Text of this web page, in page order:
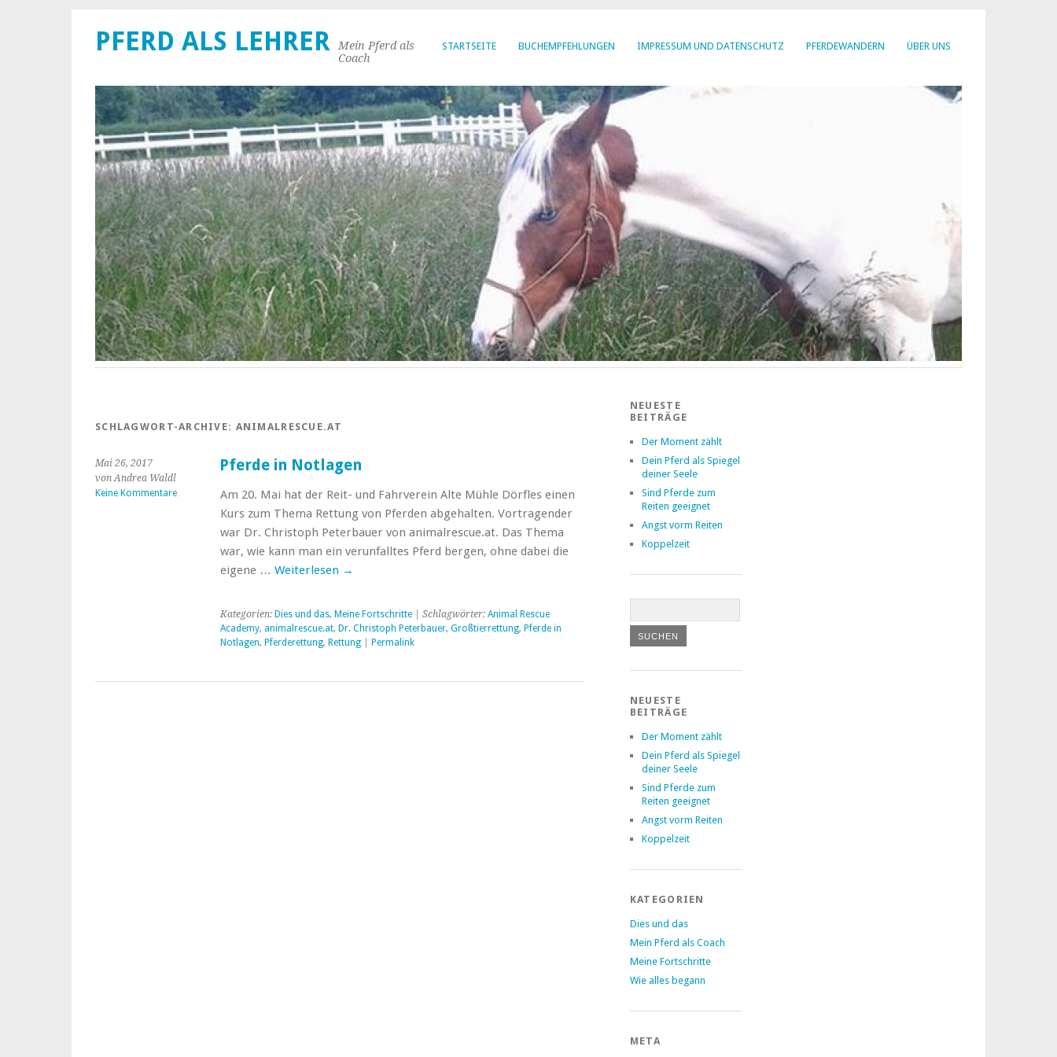
STARTSEITE BUCHEMPFEHLUNGEN IMPRESSUM UND DATENSCHUTZ PFERDEWANDERN ÜBER UNS
PFERD ALS LEHRER
Mein Pferd als
Coach
SCHLAGWORT-ARCHIVE: ANIMALRESCUE.AT
Mai 26, 2017
von Andrea Waldl
Keine Kommentare
Pferde in Notlagen
Am 20. Mai hat der Reit- und Fahrverein Alte Mühle Dörfles einen
Kurs zum Thema Rettung von Pferden abgehalten. Vortragender
war Dr. Christoph Peterbauer von animalrescue.at. Das Thema
war, wie kann man ein verunfalltes Pferd bergen, ohne dabei die
eigene … Weiterlesen →
Kategorien: Dies und das, Meine Fortschritte| Schlagwörter: Animal Rescue
Academy, animalrescue.at, Dr. Christoph Peterbauer, Großtierrettung, Pferde in
Notlagen, Pferderettung, Rettung| Permalink
NEUESTE
BEITRÄGE
Der Moment zählt
Dein Pferd als Spiegel
deiner Seele
Sind Pferde zum
Reiten geeignet
Angst vorm Reiten
Koppelzeit
NEUESTE
BEITRÄGE
Der Moment zählt
Dein Pferd als Spiegel
deiner Seele
Sind Pferde zum
Reiten geeignet
Angst vorm Reiten
Koppelzeit
KATEGORIEN
Dies und das
Mein Pferd als Coach
Meine Fortschritte
Wie alles begann
META